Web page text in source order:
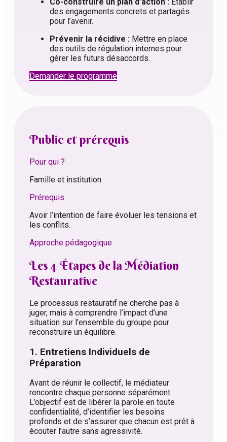
des engagements concrets et partagés
pour l’avenir.
Prévenir la récidive : Mettre en place
des outils de régulation internes pour
gérer les futurs désaccords.
Demander le programme
Public et prérequis
Pour qui ?
Famille et institution
Prérequis
Avoir l’intention de faire évoluer les tensions et
les conflits.
Approche pédagogique
Les 4 Étapes de la Médiation
Restaurative
Le processus restauratif ne cherche pas à
juger, mais à comprendre l’impact d’une
situation sur l’ensemble du groupe pour
reconstruire un équilibre.
1. Entretiens Individuels de
Préparation
Avant de réunir le collectif, le médiateur
rencontre chaque personne séparément.
L’objectif est de libérer la parole en toute
confidentialité, d’identifier les besoins
profonds et de s’assurer que chacun est prêt à
écouter l’autre sans agressivité.